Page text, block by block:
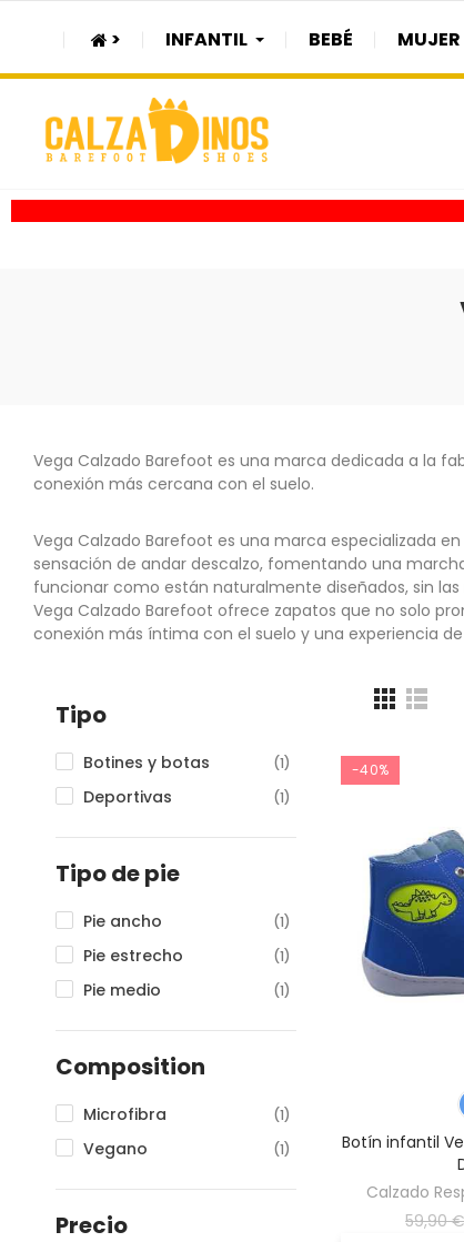
> INFANTIL BEBÉ MUJER
Vega Calzado Barefoot es una marca dedicada a la
conexión más cercana con el suelo.
Vega Calzado Barefoot es una marca especializada
sensación de andar descalzo, fomentando una
funcionar como están naturalmente diseñados, sin
Vega Calzado Barefoot ofrece zapatos que no solo
conexión más íntima con el suelo y una experiencia
Tipo
Botines y botas (1)
Deportivas (1)
Tipo de pie
Pie ancho (1)
Pie estrecho (1)
Pie medio (1)
Composition
Microfibra (1)
Vegano (1)
Precio
-40%
Botín infantil
Calzado
59,90 €